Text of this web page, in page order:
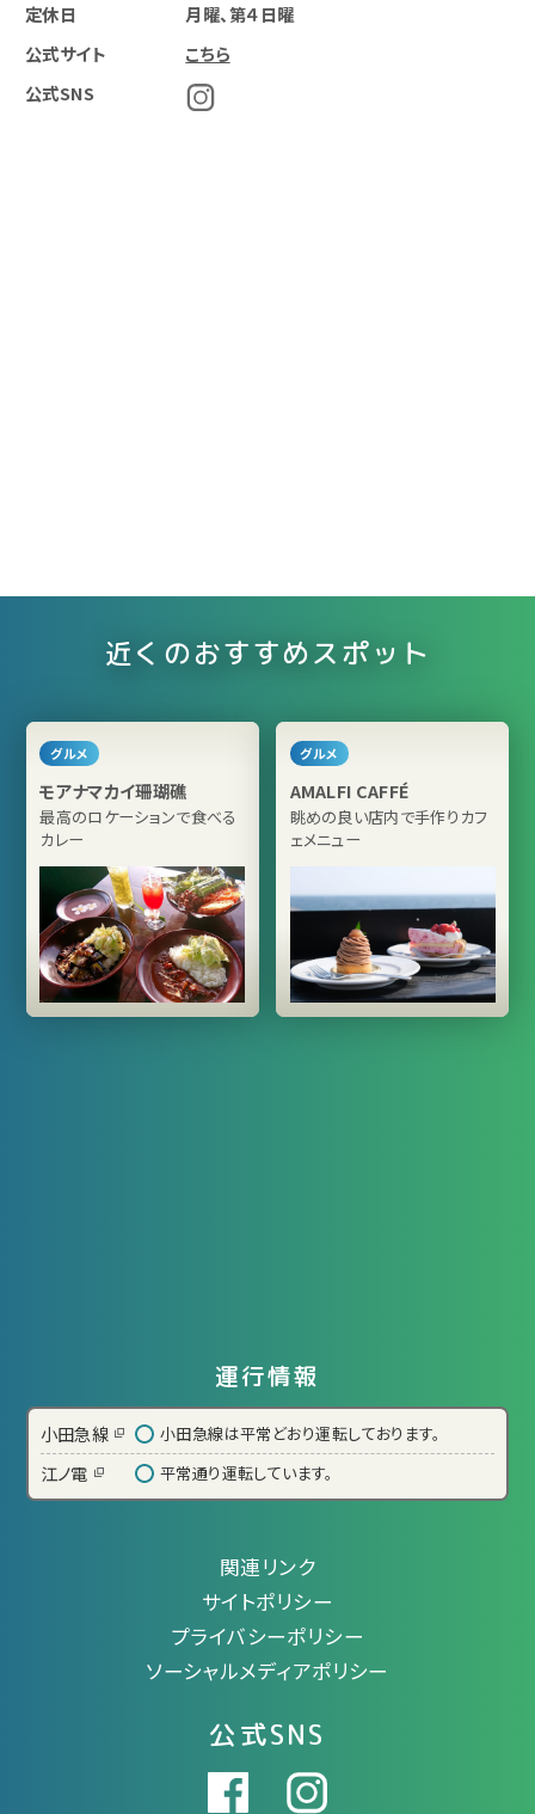
定休日
月曜、第４日曜
公式サイト
こちら
公式SNS
近くのおすすめスポット
グルメ
モアナマカイ珊瑚礁
最高のロケーションで食べる
カレー
グルメ
AMALFI CAFFÉ
眺めの良い店内で手作りカフ
ェメニュー
運行情報
小田急線 小田急線は平常どおり運転しております。
江ノ電 平常通り運転しています。
関連リンク
サイトポリシー
プライバシーポリシー
ソーシャルメディアポリシー
公式SNS